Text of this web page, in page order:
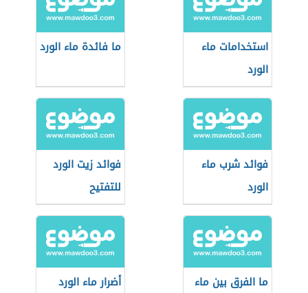
استخدامات ماء
الورد
ما فائدة ماء الورد
فوائد شرب ماء
الورد
فوائد زيت الورد
للتفتيح
ما الفرق بين ماء
أضرار ماء الورد